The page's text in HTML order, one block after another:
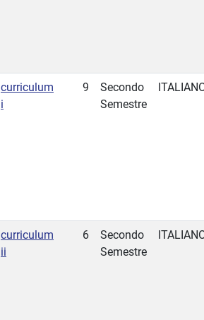
curriculum
i
9
Secondo
Semestre
curriculum
ii
6
Secondo
Semestre